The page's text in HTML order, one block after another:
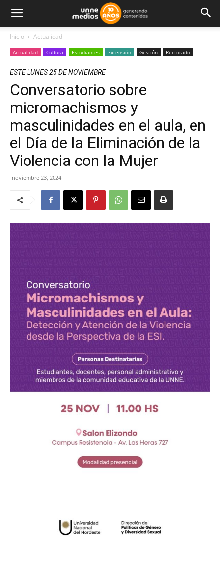
Inicio Actualidad
Actualidad Cultura Estudiantes Extensión Gestión Rectorado
ESTE LUNES 25 DE NOVIEMBRE
Conversatorio sobre
micromachismos y
masculinidades en el aula, en
el Día de la Eliminación de la
Violencia con la Mujer
noviembre 23, 2024